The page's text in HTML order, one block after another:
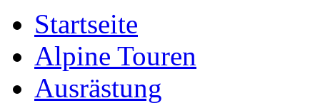
Startseite
Alpine Touren
Ausrästung